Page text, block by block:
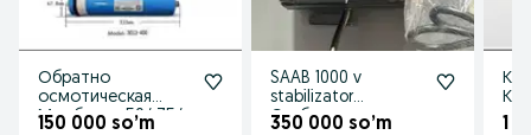
Обратно
осмотическая
Мембрана 50/ 75/
150 000 so’m
SAAB 1000 v
stabilizator
Стабилизатор
350 000 so’m 1